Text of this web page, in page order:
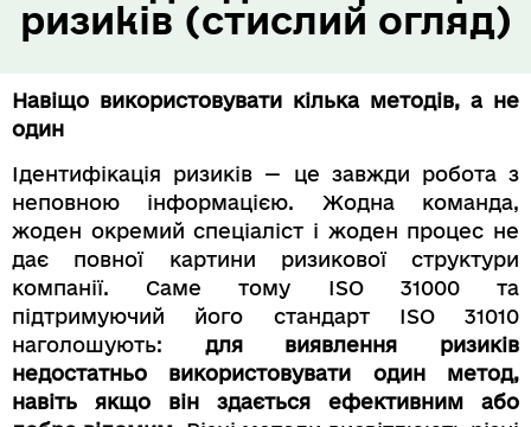
ризиків (стислий огляд)
Навіщо використовувати кілька методів, а не
один
Ідентифікація ризиків — це завжди робота з
неповною інформацією. Жодна команда,
жоден окремий спеціаліст і жоден процес не
дає повної картини ризикової структури
компанії. Саме тому ISO 31000 та
підтримуючий його стандарт ISO 31010
наголошують: для виявлення ризиків
недостатньо використовувати один метод,
навіть якщо він здається ефективним або